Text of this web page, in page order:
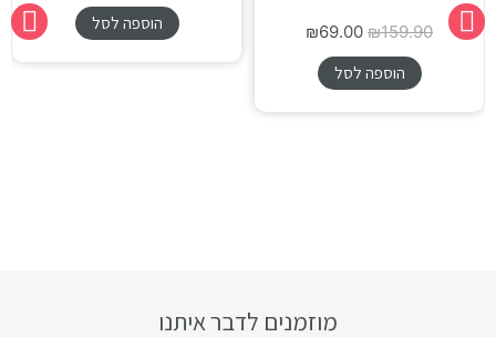
₪159.90
₪69.00
הוספה לסל
הוספה לסל
מוזמנים לדבר איתנו